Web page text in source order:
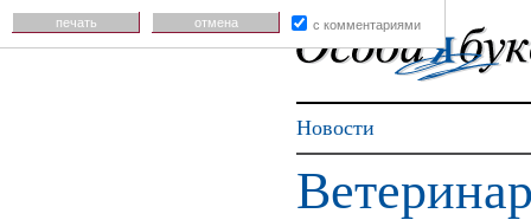
Новости
печать отмена с комментариями